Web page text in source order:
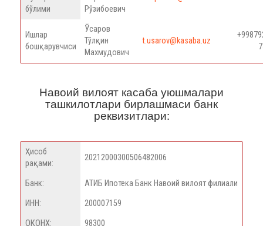
бўлими
Рўзибоевич
Ишлар
бошқарувчиси
Ўсаров
Тўлқин
Махмудович
t.usarov@kasaba.uz
Навоий вилоят касаба уюшмалари
ташкилотлари бирлашмаси банк
реквизитлари:
Ҳисоб
рақами:
20212000300506482006
Банк:
АТИБ Ипотека Банк Навоий вилоят филиали
ИНН:
200007159
ОКОНХ:
98300